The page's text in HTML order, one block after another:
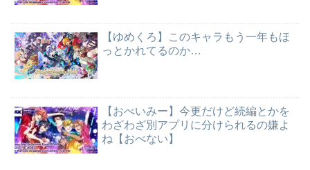
【ゆめくろ】このキャラもう一年もほ
っとかれてるのか…
【おべいみー】今更だけど続編とかを
わざわざ別アプリに分けられるの嫌よ
ね【おべない】